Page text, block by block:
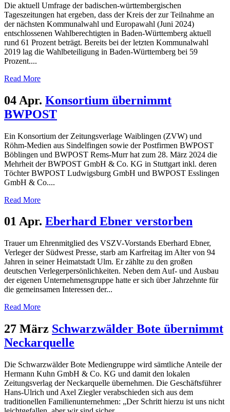
Die aktuell Umfrage der badischen-württembergischen
Tageszeitungen hat ergeben, dass der Kreis der zur Teilnahme an
der nächsten Kommunalwahl und Europawahl (Juni 2024)
entschlossenen Wahlberechtigten in Baden-Württemberg aktuell
rund 61 Prozent beträgt. Bereits bei der letzten Kommunalwahl
2019 lag die Wahlbeteiligung in Baden-Württemberg bei 59
Prozent....
Read More
04 Apr. Konsortium übernimmt
BWPOST
Ein Konsortium der Zeitungsverlage Waiblingen (ZVW) und
Röhm-Medien aus Sindelfingen sowie der Postfirmen BWPOST
Böblingen und BWPOST Rems-Murr hat zum 28. März 2024 die
Mehrheit der BWPOST GmbH & Co. KG in Stuttgart inkl. deren
Töchter BWPOST Ludwigsburg GmbH und BWPOST Esslingen
GmbH & Co....
Read More
01 Apr. Eberhard Ebner verstorben
Trauer um Ehrenmitglied des VSZV-Vorstands Eberhard Ebner,
Verleger der Südwest Presse, starb am Karfreitag im Alter von 94
Jahren in seiner Heimatstadt Ulm. Er zählte zu den großen
deutschen Verlegerpersönlichkeiten. Neben dem Auf- und Ausbau
der eigenen Unternehmensgruppe hatte er sich über Jahrzehnte für
die gemeinsamen Interessen der...
Read More
27 März Schwarzwälder Bote übernimmt
Neckarquelle
Die Schwarzwälder Bote Mediengruppe wird sämtliche Anteile der
Hermann Kuhn GmbH & Co. KG und damit den lokalen
Zeitungsverlag der Neckarquelle übernehmen. Die Geschäftsführer
Hans-Ulrich und Axel Ziegler verabschieden sich aus dem
traditionellen Familienunternehmen: „Der Schritt hierzu ist uns nicht